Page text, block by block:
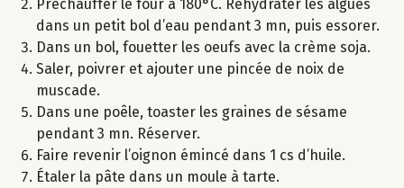
Préchauffer le four à 180°C. Réhydrater les algues
dans un petit bol d’eau pendant 3 mn, puis essorer.
Dans un bol, fouetter les oeufs avec la crème soja.
Saler, poivrer et ajouter une pincée de noix de
muscade.
Dans une poêle, toaster les graines de sésame
pendant 3 mn. Réserver.
Faire revenir l’oignon émincé dans 1 cs d’huile.
Étaler la pâte dans un moule à tarte.